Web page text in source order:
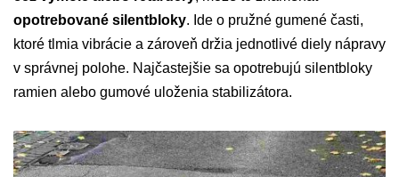
opotrebované silentbloky. Ide o pružné gumené časti,
ktoré tlmia vibrácie a zároveň držia jednotlivé diely nápravy
v správnej polohe. Najčastejšie sa opotrebujú silentbloky
ramien alebo gumové uloženia stabilizátora.